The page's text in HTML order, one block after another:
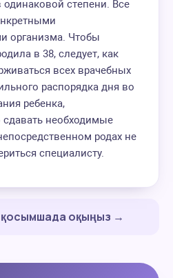
степени. Все
организма. Чтобы
в 38, следует, как
всех врачебных
распорядка дня во
ребенка,
сдавать необходимые
родах не
специалисту.
қосымшада оқыңыз →